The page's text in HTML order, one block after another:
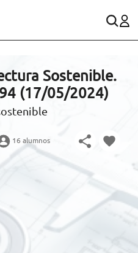
Sostenible.
(17/05/2024)
16 alumnos